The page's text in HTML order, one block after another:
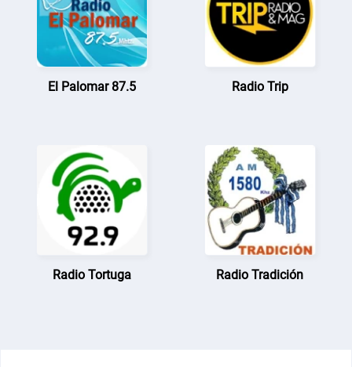
El Palomar 87.5 Radio Trip
Radio Tortuga Radio Tradición